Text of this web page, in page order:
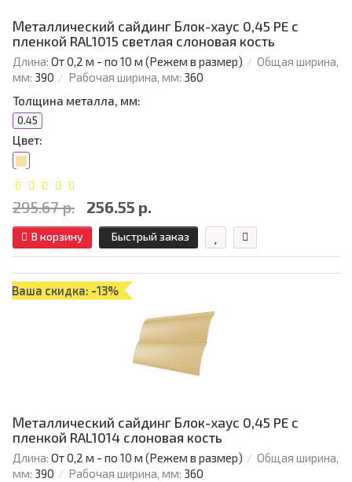
Металлический сайдинг Блок-хаус 0,45 PE с
пленкой RAL1015 светлая слоновая кость
Длина: От 0,2 м - по 10 м (Режем в размер)
Общая ширина,
мм: 390 Рабочая ширина, мм: 360
Толщина металла, мм:
0.45
Цвет:
295.67 р. 256.55 р.
В корзину Быстрый заказ
Ваша скидка: -13%
Металлический сайдинг Блок-хаус 0,45 PE с
пленкой RAL1014 слоновая кость
Длина: От 0,2 м - по 10 м (Режем в размер)
Общая ширина,
мм: 390 Рабочая ширина, мм: 360